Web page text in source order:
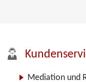
Mediation und